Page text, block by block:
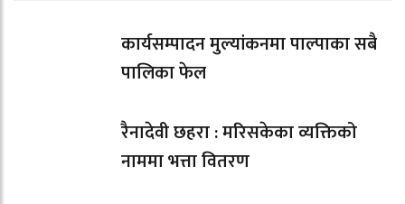
कार्यसम्पादन मुल्यांकनमा पाल्पाका सबै
पालिका फेल
रैनादेवी छहरा : मरिसकेका व्यक्तिको
नाममा भत्ता वितरण